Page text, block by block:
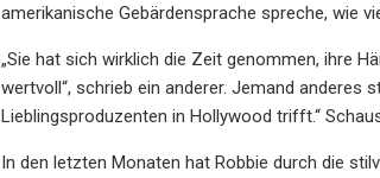
amerikanische Gebärdensprache spreche, wie
„Sie hat sich wirklich die Zeit genommen, ihre
wertvoll“, schrieb ein anderer. Jemand
Lieblingsproduzenten in Hollywood trifft.“
In den letzten Monaten hat Robbie durch die